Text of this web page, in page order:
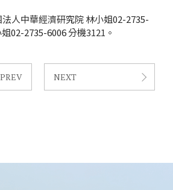
人中華經濟研究院 林小姐02-2735-
02-2735-6006分機3121。
PREV NEXT